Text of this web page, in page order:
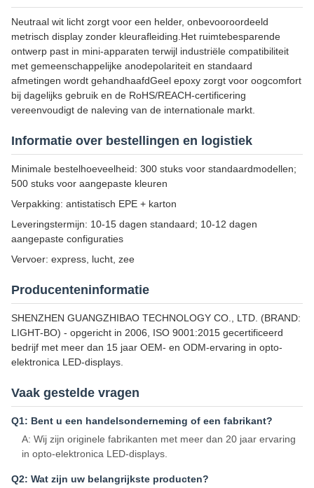
Neutraal wit licht zorgt voor een helder, onbevooroordeeld
metrisch display zonder kleurafleiding.Het ruimtebesparende
ontwerp past in mini-apparaten terwijl industriële compatibiliteit
met gemeenschappelijke anodepolariteit en standaard
afmetingen wordt gehandhaafdGeel epoxy zorgt voor oogcomfort
bij dagelijks gebruik en de RoHS/REACH-certificering
vereenvoudigt de naleving van de internationale markt.
Informatie over bestellingen en logistiek
Minimale bestelhoeveelheid: 300 stuks voor standaardmodellen;
500 stuks voor aangepaste kleuren
Verpakking: antistatisch EPE + karton
Leveringstermijn: 10-15 dagen standaard; 10-12 dagen
aangepaste configuraties
Vervoer: express, lucht, zee
Producenteninformatie
SHENZHEN GUANGZHIBAO TECHNOLOGY CO., LTD. (BRAND:
LIGHT-BO) - opgericht in 2006, ISO 9001:2015 gecertificeerd
bedrijf met meer dan 15 jaar OEM- en ODM-ervaring in opto-
elektronica LED-displays.
Vaak gestelde vragen
Q1: Bent u een handelsonderneming of een fabrikant?
A: Wij zijn originele fabrikanten met meer dan 20 jaar ervaring
in opto-elektronica LED-displays.
Q2: Wat zijn uw belangrijkste producten?